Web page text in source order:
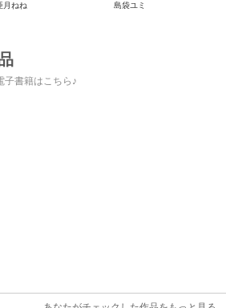
月ねね
の王子に愛される―
島袋ユミ
子書籍はこちら♪